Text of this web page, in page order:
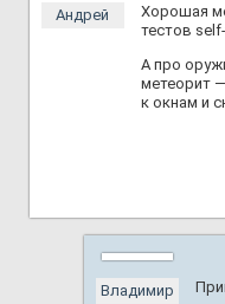
Андрей
Хорошая
тестов
А про
метеорит
к окнам и
Владимир